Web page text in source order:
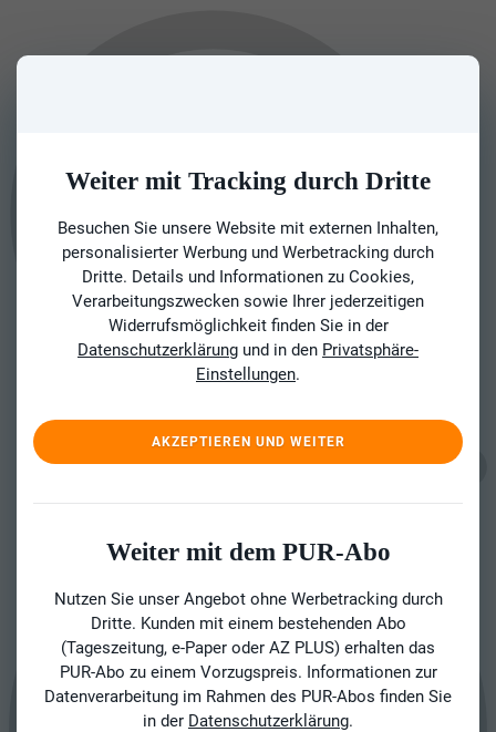
Weiter mit Tracking durch Dritte
Besuchen Sie unsere Website mit externen Inhalten,
personalisierter Werbung und Werbetracking durch
Dritte. Details und Informationen zu Cookies,
Verarbeitungszwecken sowie Ihrer jederzeitigen
Widerrufsmöglichkeit finden Sie in der
Datenschutzerklärung und in den Privatsphäre-
Einstellungen.
AKZEPTIEREN UND WEITER
Weiter mit dem PUR-Abo
Nutzen Sie unser Angebot ohne Werbetracking durch
Dritte. Kunden mit einem bestehenden Abo
(Tageszeitung, e-Paper oder AZ PLUS) erhalten das
PUR-Abo zu einem Vorzugspreis. Informationen zur
Datenverarbeitung im Rahmen des PUR-Abos finden Sie
in der Datenschutzerklärung.